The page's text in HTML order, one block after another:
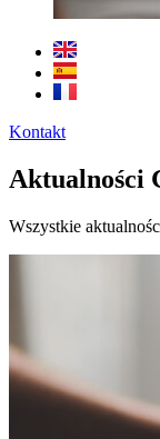
Kontakt
Aktualności
Wszystkie